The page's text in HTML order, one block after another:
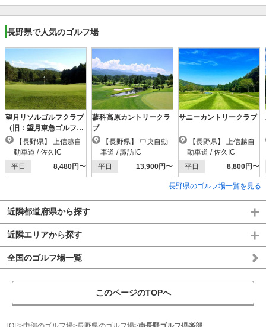
長野県で人気のゴルフ場
望月リソルゴルフクラブ
（旧：望月東急ゴルフク
ラブ）
動車道 / 佐久IC
平日
8,480円〜
蓼科高原カントリークラ
ブ
車道 / 諏訪IC
平日
13,900円〜
サニーカントリークラブ
動車道 / 佐久IC
平日
8,800円〜
長野県のゴルフ場一覧を見る
近隣都道府県から探す
近隣エリアから探す
全国のゴルフ場一覧
このページのTOPへ